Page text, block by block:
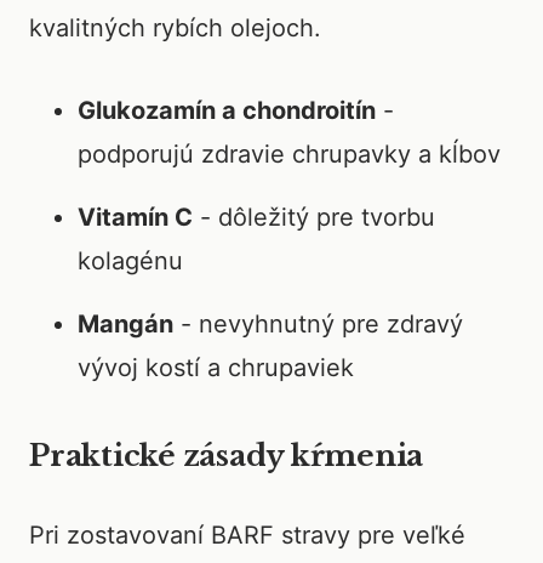
kvalitných rybích olejoch.
Glukozamín a chondroitín -
podporujú zdravie chrupavky a kĺbov
Vitamín C - dôležitý pre tvorbu
kolagénu
Mangán - nevyhnutný pre zdravý
vývoj kostí a chrupaviek
Praktické zásady kŕmenia
Pri zostavovaní BARF stravy pre veľké